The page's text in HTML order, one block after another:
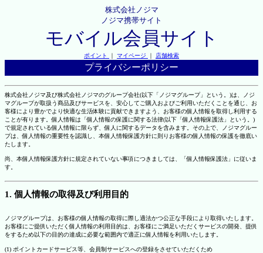
株式会社ノジマ
ノジマ携帯サイト
モバイル会員サイト
ポイント ｜ マイページ ｜ 店舗検索
プライバシーポリシー
株式会社ノジマ及び株式会社ノジマのグループ会社(以下「ノジマグループ」という。)は、ノジ
マグループが取扱う商品及びサービスを、安心してご購入およびご利用いただくことを通じ、お
客様により豊かでより快適な生活体験に貢献できますよう、お客様の個人情報を取得し利用する
ことが有ります。個人情報は「個人情報の保護に関する法律(以下「個人情報保護法」という。)
で規定されている個人情報に限らず、個人に関するデータを含みます。その上で、ノジマグルー
プは、個人情報の重要性を認識し、本個人情報保護方針に則りお客様の個人情報の保護を徹底い
たします。
尚、本個人情報保護方針に規定されていない事項につきましては、「個人情報保護法」に従いま
す。
1. 個人情報の取得及び利用目的
ノジマグループは、お客様の個人情報の取得に際し適法かつ公正な手段により取得いたします。
お客様にご提供いただく個人情報の利用目的は、お客様にご満足いただくサービスの開発、提供
をするため以下の目的の達成に必要な範囲内で適正に個人情報を利用いたします。
(1) ポイントカードサービス等、会員制サービスへの登録をさせていただくため